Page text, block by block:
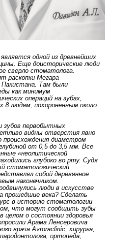
одной из древнейших
Еще доисторические люди
сверло стоматолога.
раскопки Мегара
Там были
как минимум
операций на зубах,
8 людям, похороненным около
зубов первобытных
видны отверстия явно
происхождения диаметром
от 0,5 до 3,5 мм. Все
«неолитической
глубоко во рту. Судя
стоматологический
собой деревянное
наконечником.
люди в искусстве
прошедшие века? Сделать
в историю стоматологии
что могут сообщить зубы
целом о состоянии здоровья
Арама Ленсеровича
врача Avroraclinic, хирурга,
ортопеда,
К СВОЕМУ
ПОЛГОДА И ОН
ЧТО У ВАС НОВАЯ
О СМЕНЕ
ГИГИЕНИЧЕСКАЯ
НЕ
ДЕСТРУКЦИИ. А
ВРАЧА! "